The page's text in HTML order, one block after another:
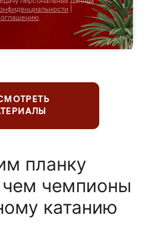
планку
чем чемпионы
катанию